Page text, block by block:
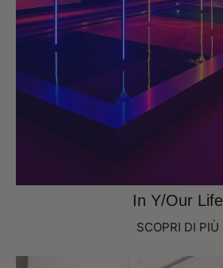
In Y/Our Life
SCOPRI DI PIÙ